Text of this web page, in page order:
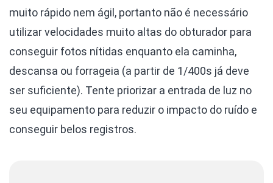
muito rápido nem ágil, portanto não é necessário
utilizar velocidades muito altas do obturador para
conseguir fotos nítidas enquanto ela caminha,
descansa ou forrageia (a partir de 1/400s já deve
ser suficiente). Tente priorizar a entrada de luz no
seu equipamento para reduzir o impacto do ruído e
conseguir belos registros.